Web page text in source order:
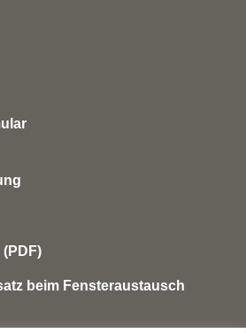
beim Fensteraustausch